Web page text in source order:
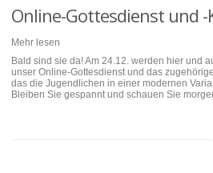
Online-Gottesdienst und -
Mehr lesen
Bald sind sie da! Am 24.12. werden hier und
unser Online-Gottesdienst und das
das die Jugendlichen in einer modernen
Bleiben Sie gespannt und schauen Sie